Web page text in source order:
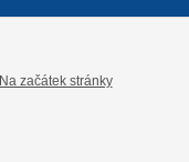
Na začátek stránky